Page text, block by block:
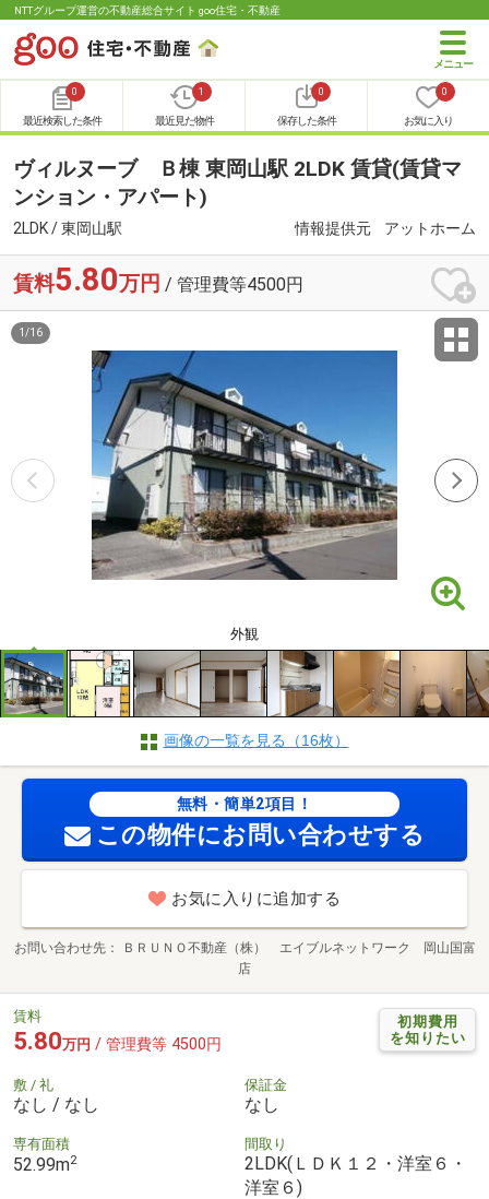
NTTグループ運営の不動産総合サイト goo住宅・不動産
0
最近検索した条件
1
最近見た物件
0
保存した条件
0
お気に入り
ヴィルヌーブ Ｂ棟 東岡山駅 2LDK 賃貸(賃貸マ
ンション・アパート)
2LDK / 東岡山駅 情報提供元 アットホーム
賃料5.80万円 / 管理費等4500円
外観
1 /16
画像の一覧を見る（16枚）
無料・簡単2項目！
この物件にお問い合わせする
お気に入りに追加する
お問い合わせ先
ＢＲＵＮＯ不動産（株） エイブルネットワーク 岡山国富
店
初期費用
を知りたい
賃料
5.80万円 / 管理費等 4500円
敷 / 礼
なし / なし
保証金
なし
専有面積
52.99m2
間取り
2LDK(ＬＤＫ１２・洋室６・
洋室６)